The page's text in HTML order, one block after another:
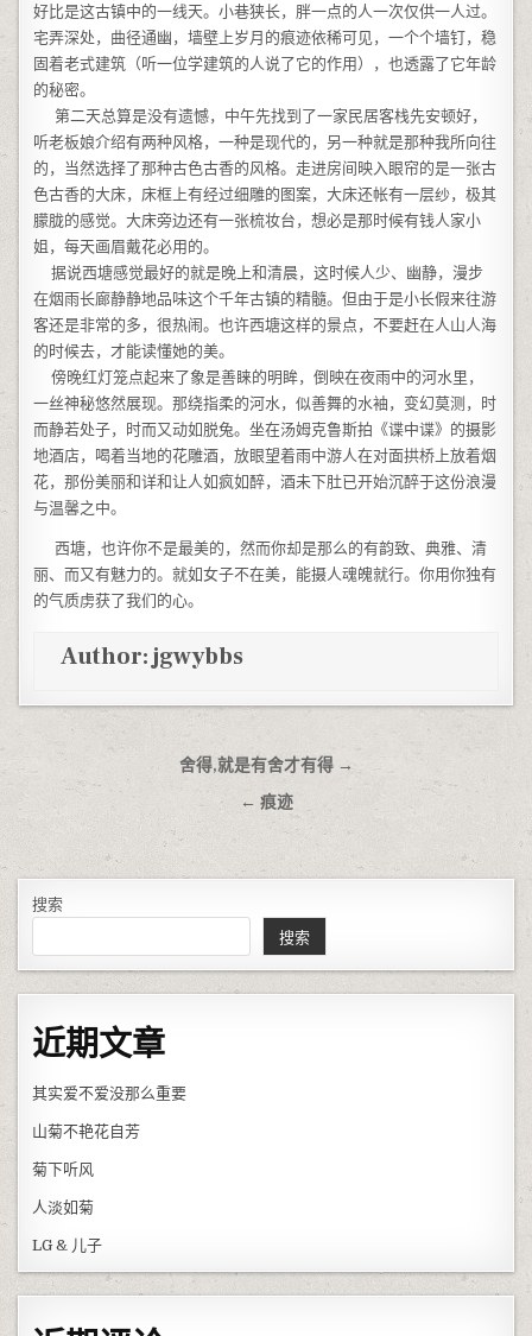
好比是这古镇中的一线天。小巷狭长，胖一点的人一次仅供一人过。
宅弄深处，曲径通幽，墙壁上岁月的痕迹依稀可见，一个个墙钉，稳
固着老式建筑（听一位学建筑的人说了它的作用），也透露了它年龄
的秘密。
第二天总算是没有遗憾，中午先找到了一家民居客栈先安顿好，
听老板娘介绍有两种风格，一种是现代的，另一种就是那种我所向往
的，当然选择了那种古色古香的风格。走进房间映入眼帘的是一张古
色古香的大床，床框上有经过细雕的图案，大床还帐有一层纱，极其
朦胧的感觉。大床旁边还有一张梳妆台，想必是那时候有钱人家小
姐，每天画眉戴花必用的。
据说西塘感觉最好的就是晚上和清晨，这时候人少、幽静，漫步
在烟雨长廊静静地品味这个千年古镇的精髓。但由于是小长假来往游
客还是非常的多，很热闹。也许西塘这样的景点，不要赶在人山人海
的时候去，才能读懂她的美。
傍晚红灯笼点起来了象是善睐的明眸，倒映在夜雨中的河水里，
一丝神秘悠然展现。那绕指柔的河水，似善舞的水袖，变幻莫测，时
而静若处子，时而又动如脱兔。坐在汤姆克鲁斯拍《谍中谍》的摄影
地酒店，喝着当地的花雕酒，放眼望着雨中游人在对面拱桥上放着烟
花，那份美丽和详和让人如疯如醉，酒未下肚已开始沉醉于这份浪漫
与温馨之中。
西塘，也许你不是最美的，然而你却是那么的有韵致、典雅、清
丽、而又有魅力的。就如女子不在美，能摄人魂魄就行。你用你独有
的气质虏获了我们的心。
Author:jgwybbs
文章导航 舍得,就是有舍才有得 →
← 痕迹
搜索
搜索
近期文章
其实爱不爱没那么重要
山菊不艳花自芳
菊下听风
人淡如菊
LG & 儿子